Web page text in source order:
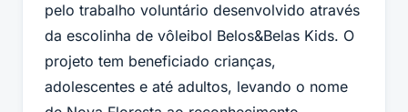
pelo trabalho voluntário desenvolvido através
da escolinha de vôleibol Belos&Belas Kids. O
projeto tem beneficiado crianças,
adolescentes e até adultos, levando o nome